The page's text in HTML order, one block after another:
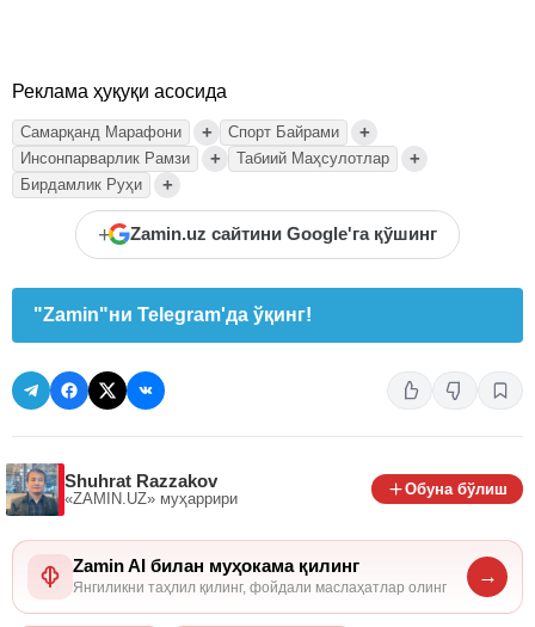
Реклама ҳуқуқи асосида
Самарқанд Марафони + Спорт Байрами +
Инсонпарварлик Рамзи + Табиий Маҳсулотлар +
Бирдамлик Руҳи +
+ Zamin.uz сайтини Google'га қўшинг
"Zamin"ни Telegram'да ўқинг!
Shuhrat Razzakov
«ZAMIN.UZ» муҳаррири
Обуна бўлиш
Zamin AI билан муҳокама қилинг
Янгиликни таҳлил қилинг, фойдали маслаҳатлар олинг
→